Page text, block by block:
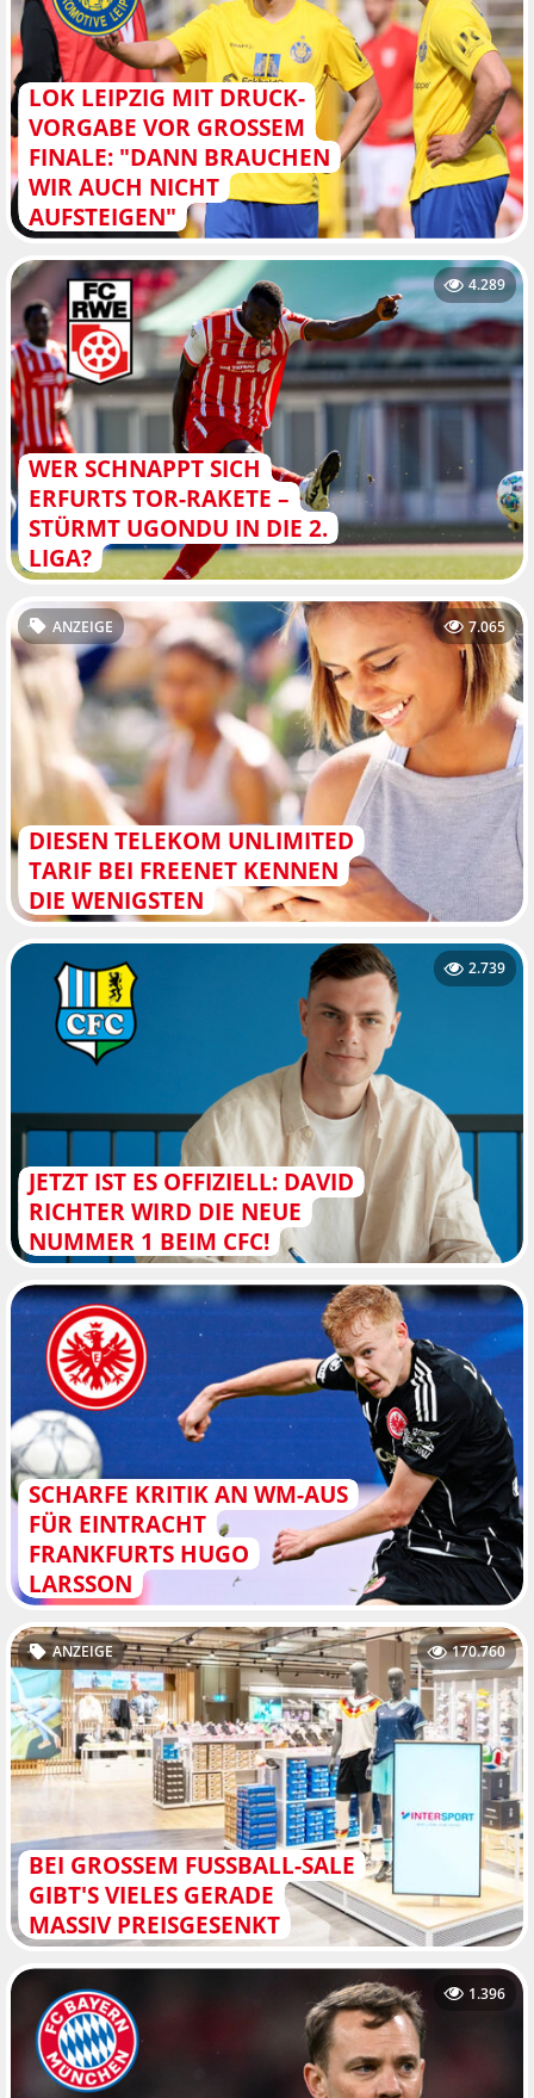
LOK LEIPZIG MIT DRUCK-
VORGABE VOR GROSSEM F
INALE: "DANN BRAUCHEN W
IR AUCH NICHT A
UFSTEIGEN"
WER SCHNAPPT SICH
ERFURTS TOR-RAKETE –
STÜRMT UGONDU IN DIE 2.
LIGA?
4.289
DIESEN TELEKOM UNLIMITED
TARIF BEI FREENET KENNEN
DIE WENIGSTEN
ANZEIGE 7.065
JETZT IST ES OFFIZIELL: DAVID
RICHTER WIRD DIE NEUE
NUMMER 1 BEIM CFC!
2.739
SCHARFE KRITIK AN WM-AUS
FÜR EINTRACHT
FRANKFURTS HUGO
LARSSON
BEI GROSSEM FUSSBALL-SALE GI
BT'S VIELES GERADE MA
SSIV PREISGESENKT
ANZEIGE 170.760
1.396